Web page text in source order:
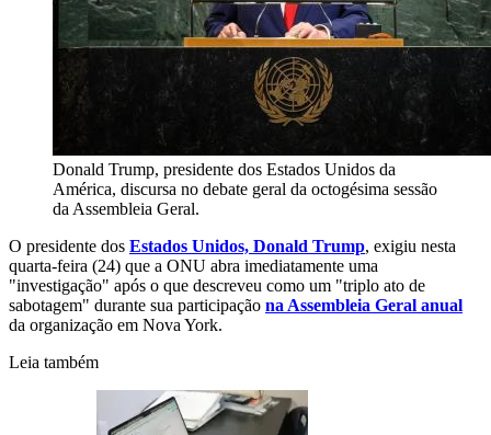
Donald Trump, presidente dos Estados Unidos da
América, discursa no debate geral da octogésima sessão
da Assembleia Geral.
O presidente dos Estados Unidos, Donald Trump, exigiu nesta
quarta-feira (24) que a ONU abra imediatamente uma
"investigação" após o que descreveu como um "triplo ato de
sabotagem" durante sua participação na Assembleia Geral anual
da organização em Nova York.
Leia também